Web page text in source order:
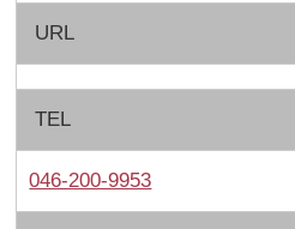
URL
TEL
046-200-9953